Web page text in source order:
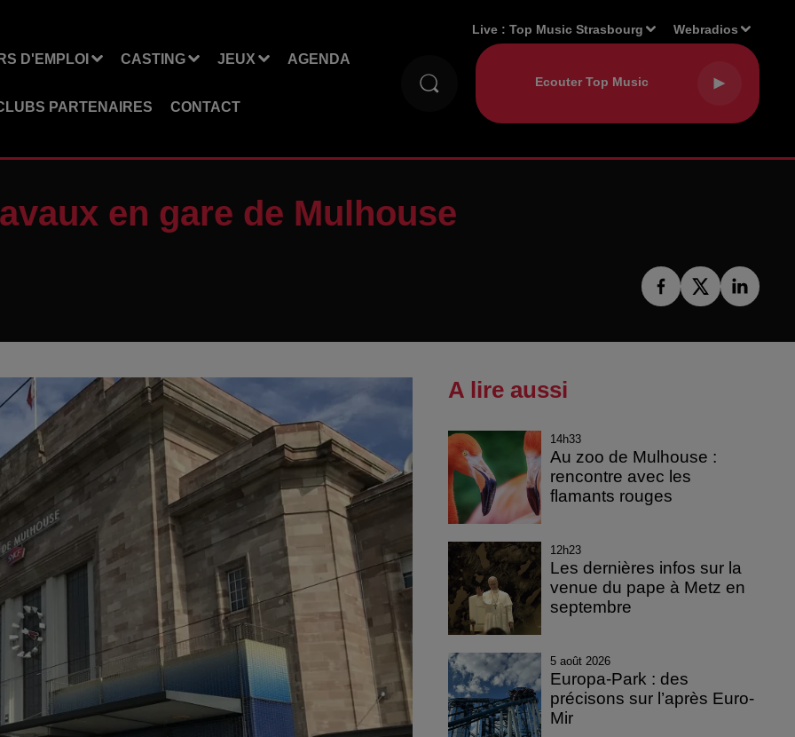
D'EMPLOI CASTING JEUX AGENDA
PARTENAIRES CONTACT
Live :Top Music Strasbourg Webradios
en gare de Mulhouse
A lire aussi
14h33
Au zoo de Mulhouse :
rencontre avec les
flamants rouges
12h23
Les dernières infos sur la
venue du pape à Metz en
septembre
5 août 2026
Europa-Park : des
précisons sur l’après Euro-
Mir